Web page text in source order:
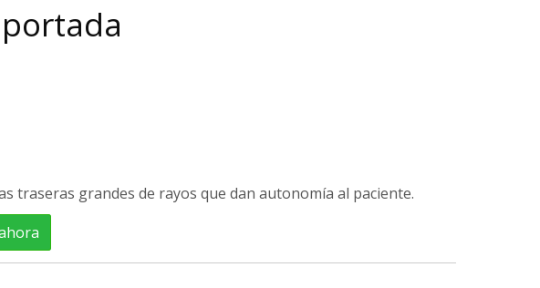
traseras grandes de rayos que dan autonomía al paciente.